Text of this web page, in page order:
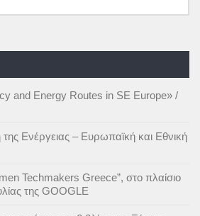
and Energy Routes in SE Europe» /
της Ενέργειας – Ευρωπαϊκή και Εθνική
Techmakers Greece”, στο πλαίσιο
της GOOGLE